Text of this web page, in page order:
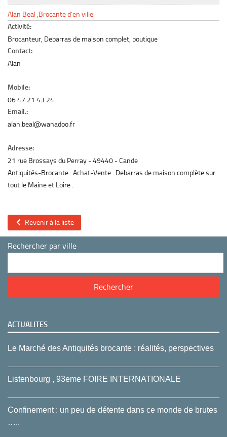
Le marché du mobilier d’occasion
Insertion Annuaire
Contact
Alan Beal ,Brocante d’en ville
Activité:
Brocanteur, Debarras de maison complet, boutique
Contact:
Alan
Mobile:
06 47 21 43 24
Email.:
alan.beal@wanadoo.fr
Adresse:
21 rue Brossays du Perray 49440
Cande
Antiquités-Brocante . Achat-Vente . Debarras de maison complète sur
tout le Maine et Loire .
Revenir à la liste
Rechercher par ville
ACTUALITES
Le Marché des Antiquités brocante : réalités, perspectives
Listenbourg , 93eme FOIRE INTERNATIONALE
Confinement : un peu de détente dans ce monde de brutes
…..